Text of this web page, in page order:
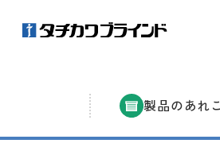
製品のあれ